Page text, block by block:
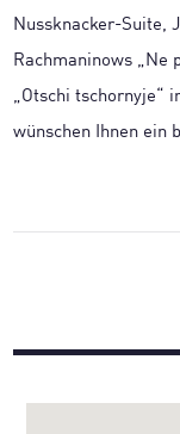
Nussknacker-Suite,
Rachmaninows „Ne
„Otschi tschornyje“
wünschen Ihnen ein